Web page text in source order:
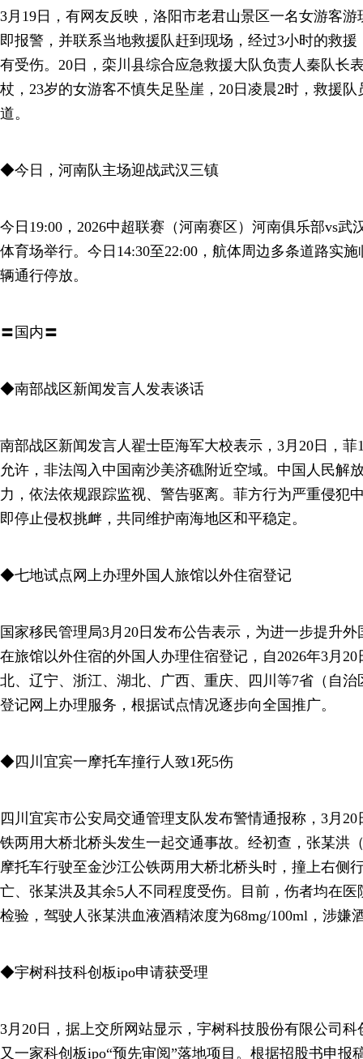
3月19日，有网友反映，洛阳市老君山景区一名女游客
即报警，并联系当地救援队赶到现场，经过3小时的救
有受伤。20日，栾川县综合应急救援大队负责人秦队长
杖，23岁的女游客不慎失足坠崖，20日凌晨2时，救援
道。
◆今日，河南队主场迎战武汉三镇
今日19:00，2026中超联赛（河南赛区）河南俱乐部vs武
体育场举行。今日14:30至22:00，航体周边多条道路实
辆通行停放。
〓国内〓
◆南部战区新闻发言人发表谈话
南部战区新闻发言人翟士臣海军大校表示，3月20日，菲
允许，非法闯入中国南沙美济礁附近空域。中国人民解
力，依法依规跟踪监视、警告驱离。菲方行为严重侵犯
即停止侵权挑衅，共同维护南海地区和平稳定。
◆七地试点网上办理外国人旅馆以外住宿登记
国家移民管理局3月20日发布公告表示，为进一步提升
在旅馆以外住宿的外国人办理住宿登记，自2026年3月
北、辽宁、浙江、湖北、广西、重庆、四川等7省（自
登记网上办理服务，根据试点情况逐步向全国推广。
◆四川宜宾一摩托车撞行人致1死5伤
四川宜宾市公安局交通管理支队发布警情通报称，3月
铁两用大桥北桥头发生一起交通事故。经初查，张某洪
摩托车行驶至金沙江公铁两用大桥北桥头时，撞上右侧
亡、张某洪及其余5人不同程度受伤。目前，伤者均在
检验，驾驶人张某洪血液酒精浓度为68mg/100ml，涉嫌
◆宇树科技科创板ipo申请获受理
3月20日，据上交所网站显示，宇树科技股份有限公司
又一家科创板ipo“预先审阅”落地项目。根据招股书申报